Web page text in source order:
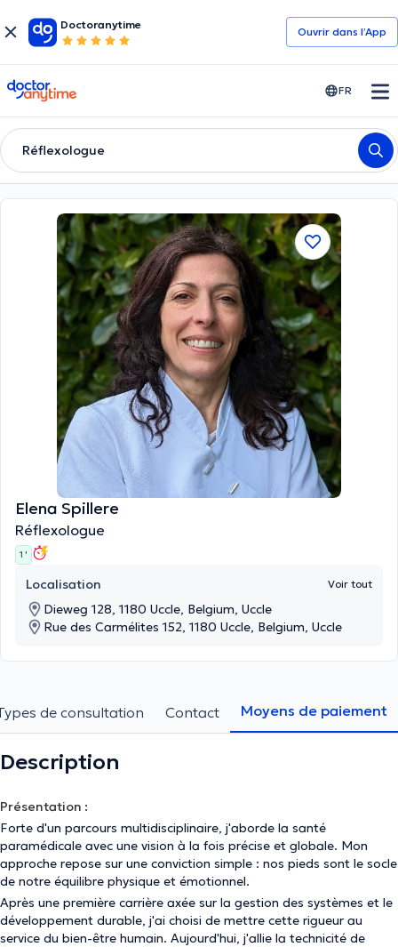
Doctoranytime
Ouvrir dans l’App
doctoranytime FR
Réflexologue
Elena Spillere
Réflexologue
1 '
Localisation Voir tout
Dieweg 128, 1180 Uccle, Belgium, Uccle
Rue des Carmélites 152, 1180 Uccle, Belgium, Uccle
de consultation Contact Moyens de paiement
Description
Présentation :
Forte d'un parcours multidisciplinaire, j'aborde la santé
paramédicale avec une vision à la fois précise et globale. Mon
approche repose sur une conviction simple : nos pieds sont le socle
de notre équilibre physique et émotionnel.
Après une première carrière axée sur la gestion des systèmes et le
développement durable, j'ai choisi de mettre cette rigueur au
service du bien-être humain. Aujourd'hui, j'allie la technicité de